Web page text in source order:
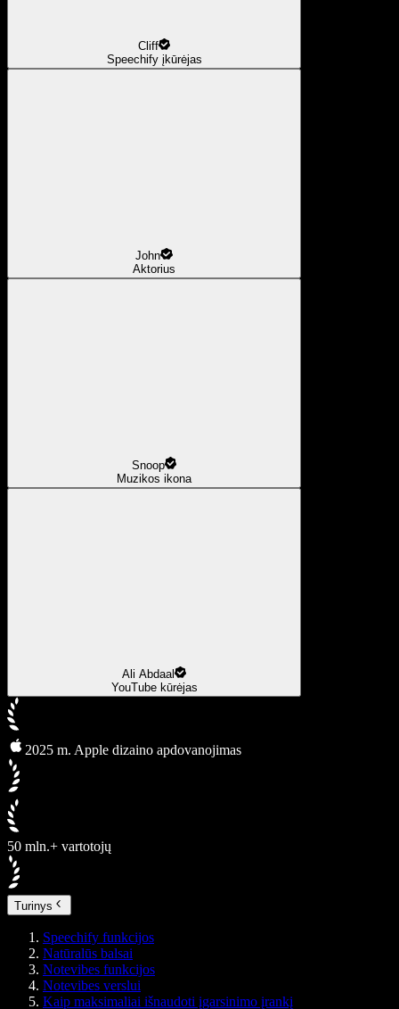
Cliff
Speechify įkūrėjas
John
Aktorius
Snoop
Muzikos ikona
Ali Abdaal
YouTube kūrėjas
2025 m. Apple dizaino apdovanojimas
50 mln.+ vartotojų
Turinys
Speechify funkcijos
Natūralūs balsai
Notevibes funkcijos
Notevibes verslui
Kaip maksimaliai išnaudoti įgarsinimo įrankį